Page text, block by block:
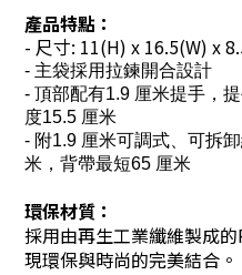
產品特點：
- 尺寸: 11(H) x 16.5(W) x
- 主袋採用拉鍊開合設計
- 頂部配有1.9 厘米提手，
度15.5 厘米
- 附1.9 厘米可調式、可拆
米，背帶最短65 厘米
環保材質：
採用由再生工業纖維製成
現環保與時尚的完美結合。